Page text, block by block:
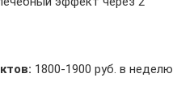
1800-1900 руб. в неделю